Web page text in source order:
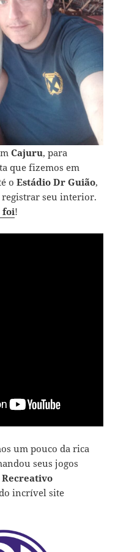
Cajuru, para
que fizemos em
o Estádio Dr Guião,
registrar seu interior.
foi!
um pouco da rica
seus jogos
Recreativo
incrível site